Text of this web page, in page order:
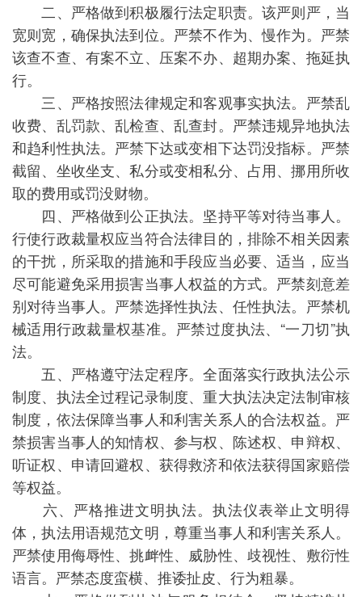
二、严格做到积极履行法定职责。该严则严，当
宽则宽，确保执法到位。严禁不作为、慢作为。严禁
该查不查、有案不立、压案不办、超期办案、拖延执
行。
三、严格按照法律规定和客观事实执法。严禁乱
收费、乱罚款、乱检查、乱查封。严禁违规异地执法
和趋利性执法。严禁下达或变相下达罚没指标。严禁
截留、坐收坐支、私分或变相私分、占用、挪用所收
取的费用或罚没财物。
四、严格做到公正执法。坚持平等对待当事人。
行使行政裁量权应当符合法律目的，排除不相关因素
的干扰，所采取的措施和手段应当必要、适当，应当
尽可能避免采用损害当事人权益的方式。严禁刻意差
别对待当事人。严禁选择性执法、任性执法。严禁机
械适用行政裁量权基准。严禁过度执法、“一刀切”执
法。
五、严格遵守法定程序。全面落实行政执法公示
制度、执法全过程记录制度、重大执法决定法制审核
制度，依法保障当事人和利害关系人的合法权益。严
禁损害当事人的知情权、参与权、陈述权、申辩权、
听证权、申请回避权、获得救济和依法获得国家赔偿
等权益。
六、严格推进文明执法。执法仪表举止文明得
体，执法用语规范文明，尊重当事人和利害关系人。
严禁使用侮辱性、挑衅性、威胁性、歧视性、敷衍性
语言。严禁态度蛮横、推诿扯皮、行为粗暴。